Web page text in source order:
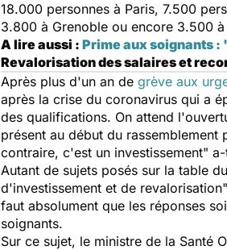
18.000 personnes à Paris, 7.500
3.800 à Grenoble ou encore 3.500 à
A lire aussi : Prime aux soignants :
Revalorisation des salaires et
Après plus d'un an de grève aux
après la crise du coronavirus qui a
des qualifications. On attend
présent au début du rassemblement
contraire, c'est un investissement"
Autant de sujets posés sur la table
d'investissement et de
faut absolument que les réponses
soignants.
Sur ce sujet, le ministre de la Santé